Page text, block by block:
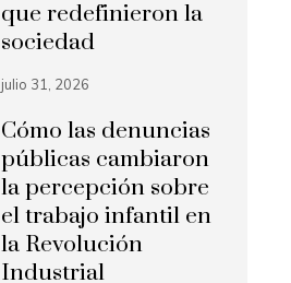
que redefinieron la
sociedad
julio 31, 2026
Cómo las denuncias
públicas cambiaron
la percepción sobre
el trabajo infantil en
la Revolución
Industrial